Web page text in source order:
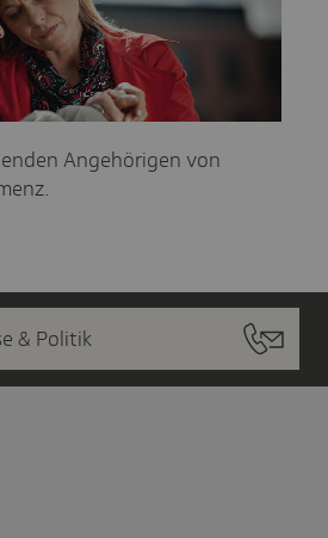
Angehörigen von
& Politik